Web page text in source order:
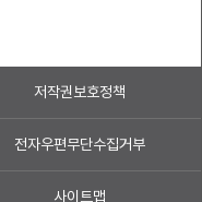
저작권보호정책
전자우편무단수집거부
사이트맵